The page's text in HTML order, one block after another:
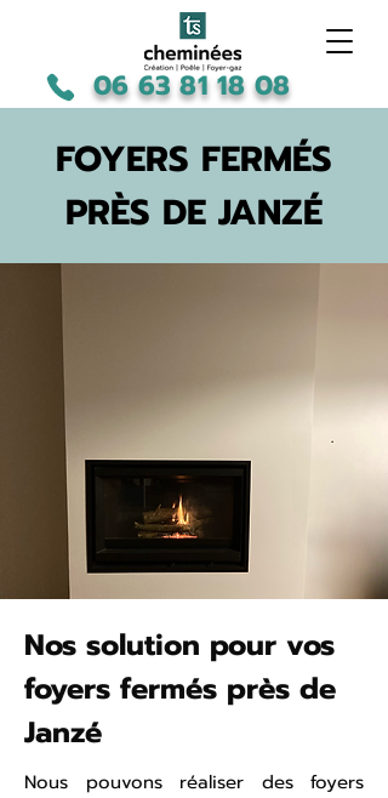
06 63 81 18 08
FOYERS FERMÉS
PRÈS DE JANZÉ
Nos solution pour vos
foyers fermés près de
Janzé
Nous pouvons réaliser des foyers